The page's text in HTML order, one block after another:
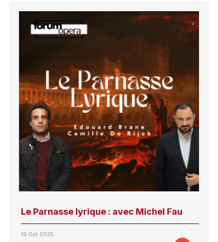
Le Parnasse lyrique : avec Michel Fau
19 Oct 2025